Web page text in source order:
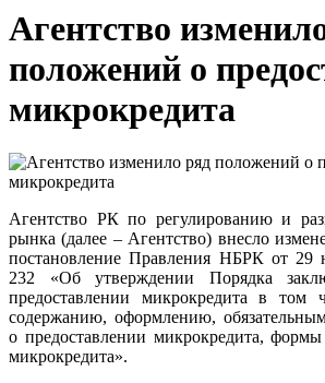
Агентство
положений о
микрокредита
Агентство РК по регулированию и
рынка (далее – Агентство) внесло
постановление Правления НБРК от 29
232 «Об утверждении Порядка
предоставлении микрокредита в том
содержанию, оформлению,
о предоставлении микрокредита,
микрокредита».